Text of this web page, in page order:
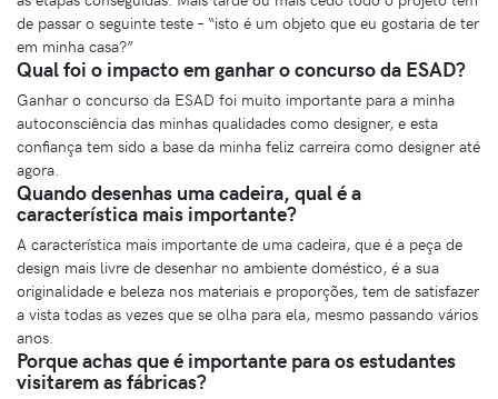
de passar o seguinte teste – “isto é um objeto que eu gostaria de ter
em minha casa?”
Qual foi o impacto em ganhar o concurso da ESAD?
Ganhar o concurso da ESAD foi muito importante para a minha
autoconsciência das minhas qualidades como designer, e esta
confiança tem sido a base da minha feliz carreira como designer até
agora.
Quando desenhas uma cadeira, qual é a
característica mais importante?
A característica mais importante de uma cadeira, que é a peça de
design mais livre de desenhar no ambiente doméstico, é a sua
originalidade e beleza nos materiais e proporções, tem de satisfazer
a vista todas as vezes que se olha para ela, mesmo passando vários
anos.
Porque achas que é importante para os estudantes
visitarem as fábricas?